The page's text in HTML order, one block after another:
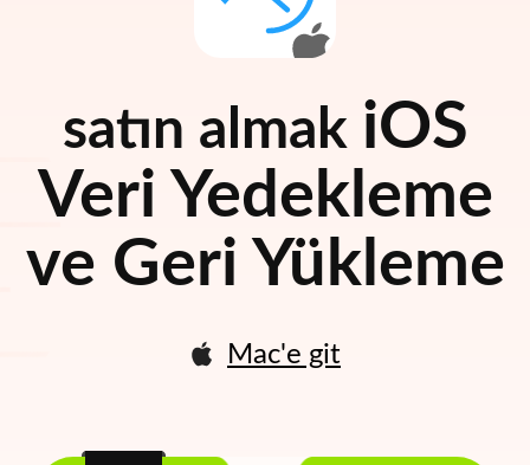
satın almak iOS
Veri Yedekleme
ve Geri Yükleme
Mac'e git